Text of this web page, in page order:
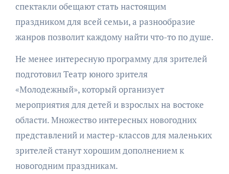
спектакли обещают стать настоящим
праздником для всей семьи, а разнообразие
жанров позволит каждому найти что-то по душе.
Не менее интересную программу для зрителей
подготовил Театр юного зрителя
«Молодежный», который организует
мероприятия для детей и взрослых на востоке
области. Множество интересных новогодних
представлений и мастер-классов для маленьких
зрителей станут хорошим дополнением к
новогодним праздникам.